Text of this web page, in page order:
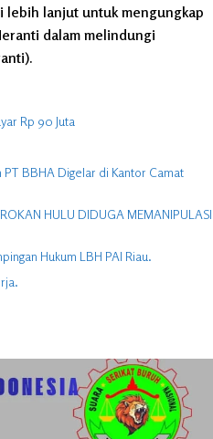
lebih lanjut untuk mengungkap
dalam melindungi
Rp 90 Juta
PT BBHA Digelar di Kantor Camat
HULU DIDUGA MEMANIPULASI
Hukum LBH PAI Riau.